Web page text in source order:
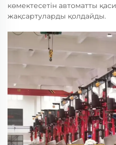
көмектесетін автоматты
жақсартуларды қолдайды.